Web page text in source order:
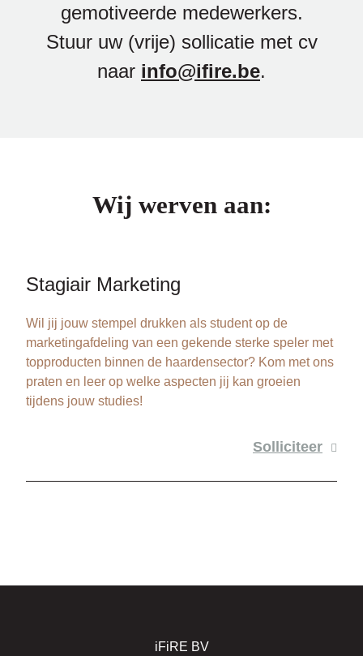
gemotiveerde medewerkers.
Stuur uw (vrije) sollicatie met cv
naar info@ifire.be.
Wij werven aan:
Stagiair Marketing
Wil jij jouw stempel drukken als student op de
marketingafdeling van een gekende sterke speler met
topproducten binnen de haardensector? Kom met ons
praten en leer op welke aspecten jij kan groeien
tijdens jouw studies!
Solliciteer
iFiRE BV